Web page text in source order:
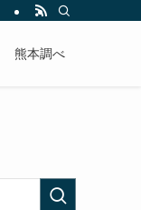
熊本調べ